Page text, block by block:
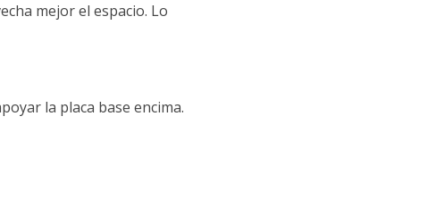
mejor el espacio. Lo
la placa base encima.